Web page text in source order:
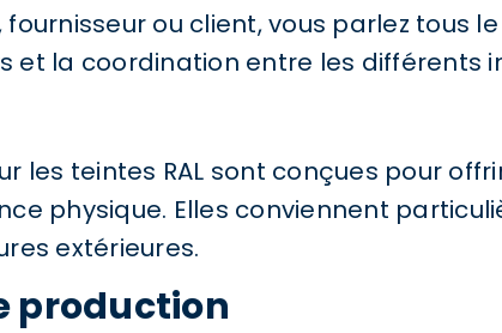
ou client, vous parlez tous
et la coordination entre les différents
les teintes RAL sont conçues pour
physique. Elles conviennent
extérieures.
production